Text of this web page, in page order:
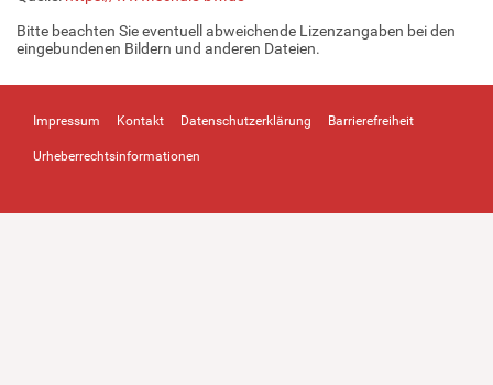
Bitte beachten Sie eventuell abweichende Lizenzangaben bei den
eingebundenen Bildern und anderen Dateien.
Impressum Kontakt Datenschutzerklärung Barrierefreiheit
Urheberrechtsinformationen